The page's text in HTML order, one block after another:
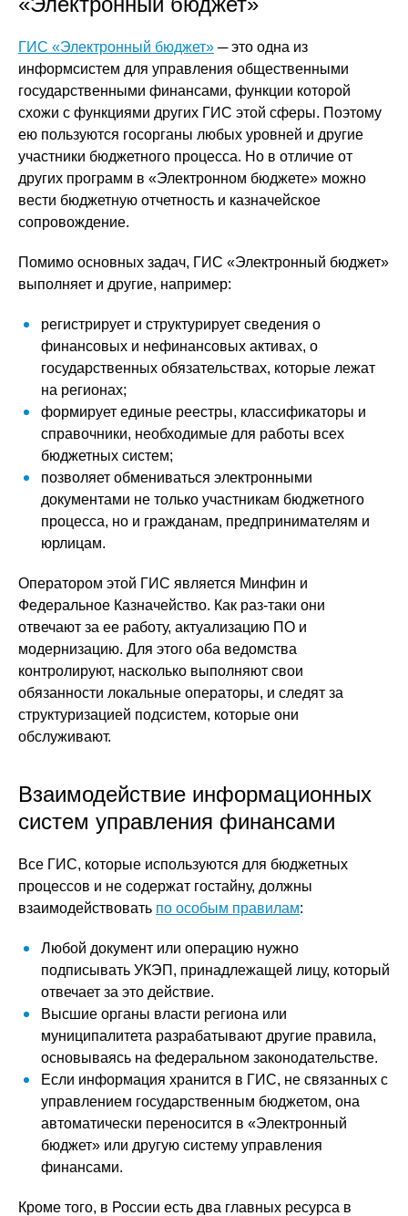
ГИС «Электронный бюджет» ─ это одна из
информсистем для управления общественными
государственными финансами, функции которой
схожи с функциями других ГИС этой сферы. Поэтому
ею пользуются госорганы любых уровней и другие
участники бюджетного процесса. Но в отличие от
других программ в «Электронном бюджете» можно
вести бюджетную отчетность и казначейское
сопровождение.
Помимо основных задач, ГИС «Электронный бюджет»
выполняет и другие, например:
регистрирует и структурирует сведения о
финансовых и нефинансовых активах, о
государственных обязательствах, которые лежат
на регионах;
формирует единые реестры, классификаторы и
справочники, необходимые для работы всех
бюджетных систем;
позволяет обмениваться электронными
документами не только участникам бюджетного
процесса, но и гражданам, предпринимателям и
юрлицам.
Оператором этой ГИС является Минфин и
Федеральное Казначейство. Как раз-таки они
отвечают за ее работу, актуализацию ПО и
модернизацию. Для этого оба ведомства
контролируют, насколько выполняют свои
обязанности локальные операторы, и следят за
структуризацией подсистем, которые они
обслуживают.
Взаимодействие информационных
систем управления финансами
Все ГИС, которые используются для бюджетных
процессов и не содержат гостайну, должны
взаимодействовать по особым правилам:
Любой документ или операцию нужно
подписывать УКЭП, принадлежащей лицу, который
отвечает за это действие.
Высшие органы власти региона или
муниципалитета разрабатывают другие правила,
основываясь на федеральном законодательстве.
Если информация хранится в ГИС, не связанных с
управлением государственным бюджетом, она
автоматически переносится в «Электронный
бюджет» или другую систему управления
финансами.
Кроме того, в России есть два главных ресурса в